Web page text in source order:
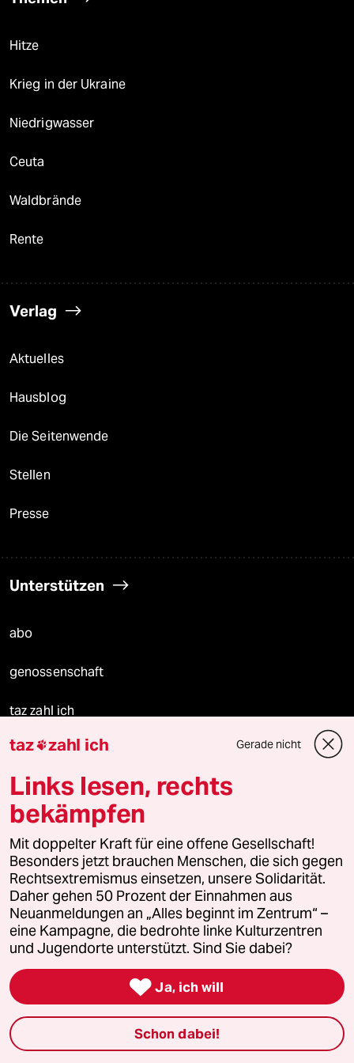
Hitze
Krieg in der Ukraine
Niedrigwasser
Ceuta
Waldbrände
Rente
Verlag
Aktuelles
Hausblog
Die Seitenwende
Stellen
Presse
Unterstützen
abo
genossenschaft
taz zahl ich
recherchefonds ausland
panterstiftung
panterpreis 2026
Podcast
bundestalk
fernverbindung
klima update°
taz zahl ich Gerade nicht
Links lesen, rechts
bekämpfen
Mit doppelter Kraft für eine offene Gesellschaft!
Besonders jetzt brauchen Menschen, die sich gegen
Rechtsextremismus einsetzen, unsere Solidarität.
Daher gehen 50 Prozent der Einnahmen aus
Neuanmeldungen an „Alles beginnt im Zentrum“ –
eine Kampagne, die bedrohte linke Kulturzentren
und Jugendorte unterstützt. Sind Sie dabei?
 Ja, ich will
Schon dabei!